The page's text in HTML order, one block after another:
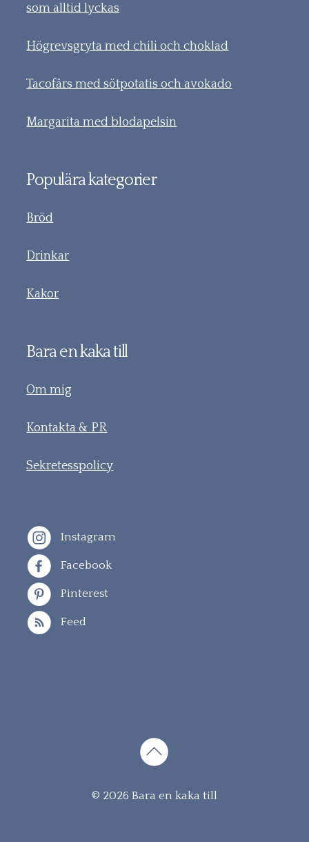
som alltid lyckas
Högrevsgryta med chili och choklad
Tacofärs med sötpotatis och avokado
Margarita med blodapelsin
Populära kategorier
Bröd
Drinkar
Kakor
Bara en kaka till
Om mig
Kontakta & PR
Sekretesspolicy
Instagram
Facebook
Pinterest
Feed
© 2026 Bara en kaka till